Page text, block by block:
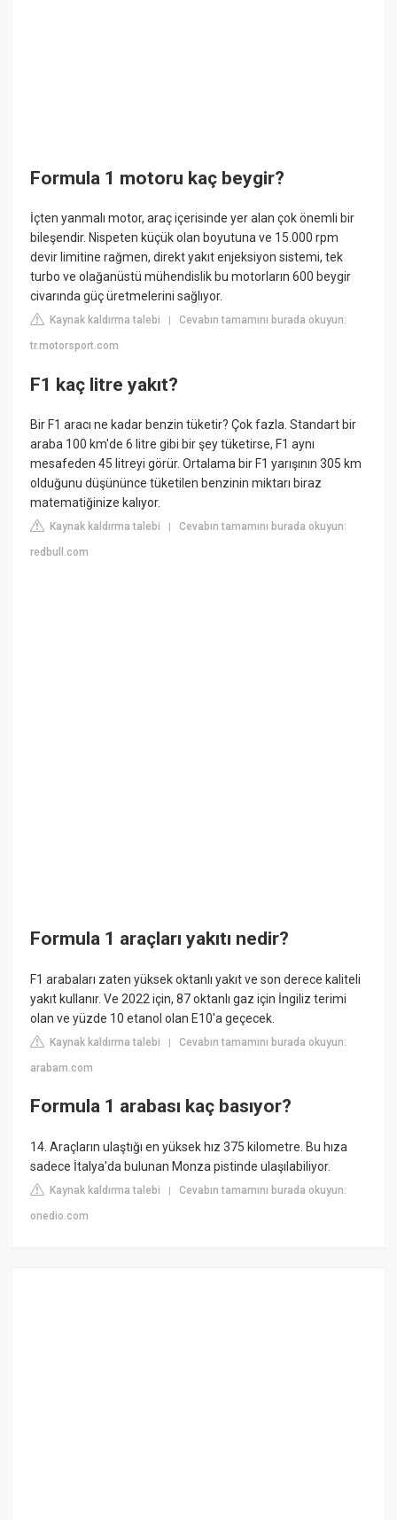
Formula 1 motoru kaç beygir?
İçten yanmalı motor, araç içerisinde yer alan çok önemli bir
bileşendir. Nispeten küçük olan boyutuna ve 15.000 rpm
devir limitine rağmen, direkt yakıt enjeksiyon sistemi, tek
turbo ve olağanüstü mühendislik bu motorların 600 beygir
civarında güç üretmelerini sağlıyor.
Kaynak kaldırma talebi |Cevabın tamamını burada okuyun:
tr.motorsport.com
F1 kaç litre yakıt?
Bir F1 aracı ne kadar benzin tüketir? Çok fazla. Standart bir
araba 100 km'de 6 litre gibi bir şey tüketirse, F1 aynı
mesafeden 45 litreyi görür. Ortalama bir F1 yarışının 305 km
olduğunu düşününce tüketilen benzinin miktarı biraz
matematiğinize kalıyor.
Kaynak kaldırma talebi |Cevabın tamamını burada okuyun:
redbull.com
Formula 1 araçları yakıtı nedir?
F1 arabaları zaten yüksek oktanlı yakıt ve son derece kaliteli
yakıt kullanır. Ve 2022 için, 87 oktanlı gaz için İngiliz terimi
olan ve yüzde 10 etanol olan E10'a geçecek.
Kaynak kaldırma talebi |Cevabın tamamını burada okuyun:
arabam.com
Formula 1 arabası kaç basıyor?
14. Araçların ulaştığı en yüksek hız 375 kilometre. Bu hıza
sadece İtalya'da bulunan Monza pistinde ulaşılabiliyor.
Kaynak kaldırma talebi |Cevabın tamamını burada okuyun:
onedio.com